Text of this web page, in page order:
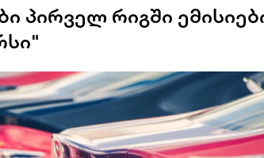
პირველ რიგში